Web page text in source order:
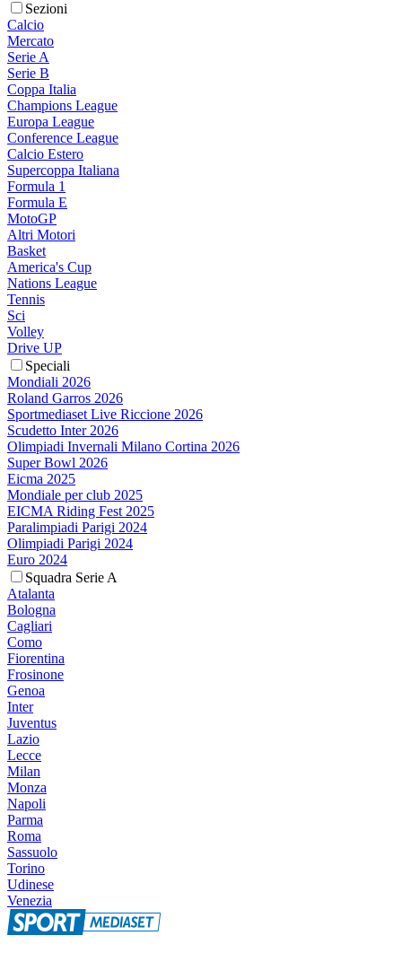
Sezioni
Calcio
Mercato
Serie A
Serie B
Coppa Italia
Champions League
Europa League
Conference League
Calcio Estero
Supercoppa Italiana
Formula 1
Formula E
MotoGP
Altri Motori
Basket
America's Cup
Nations League
Tennis
Sci
Volley
Drive UP
Speciali
Mondiali 2026
Roland Garros 2026
Sportmediaset Live Riccione 2026
Scudetto Inter 2026
Olimpiadi Invernali Milano Cortina 2026
Super Bowl 2026
Eicma 2025
Mondiale per club 2025
EICMA Riding Fest 2025
Paralimpiadi Parigi 2024
Olimpiadi Parigi 2024
Euro 2024
Squadra Serie A
Atalanta
Bologna
Cagliari
Como
Fiorentina
Frosinone
Genoa
Inter
Juventus
Lazio
Lecce
Milan
Monza
Napoli
Parma
Roma
Sassuolo
Torino
Udinese
Venezia